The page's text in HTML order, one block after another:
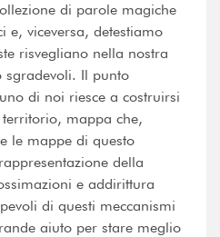
di parole magiche
e, viceversa, detestiamo
risvegliano nella nostra
sgradevoli. Il punto
di noi riesce a costruirsi
mappa che,
le mappe di questo
della
e addirittura
di questi meccanismi
aiuto per stare meglio